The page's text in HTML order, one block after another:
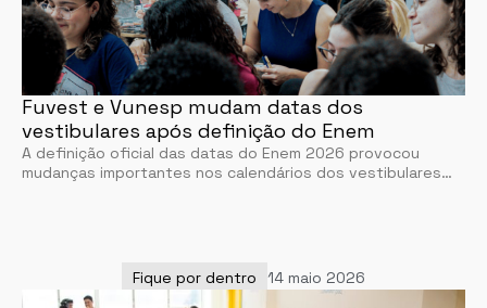
Fuvest e Vunesp mudam datas dos
vestibulares após definição do Enem
A definição oficial das datas do Enem 2026 provocou
mudanças importantes nos calendários dos vestibulares…
Fique por dentro 14 maio 2026